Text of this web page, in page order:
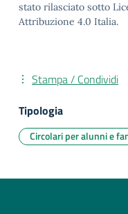
stato rilasciato sotto
Attribuzione 4.0 Italia.
Stampa / Condividi
Tipologia
Circolari per alunni e